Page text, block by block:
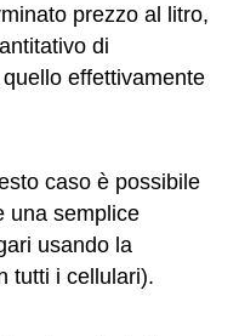
prezzo al litro,
di
effettivamente
caso è possibile
una semplice
usando la
tutti i cellulari).